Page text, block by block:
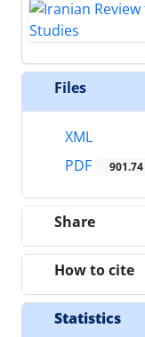
Files
XML
PDF
Share
How to cite
Statistics